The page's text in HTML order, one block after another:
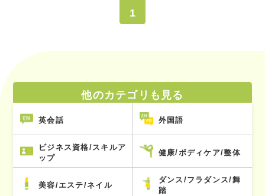
1
他のカテゴリも見る
英会話 外国語
ビジネス資格/スキルア
ップ
健康/ボディケア/整体
美容/エステ/ネイル
ダンス/フラダンス/舞
踏